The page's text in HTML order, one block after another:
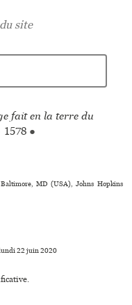
fait en la terre du
1578 ●
MD (USA), Johns Hopkins
22 juin 2020